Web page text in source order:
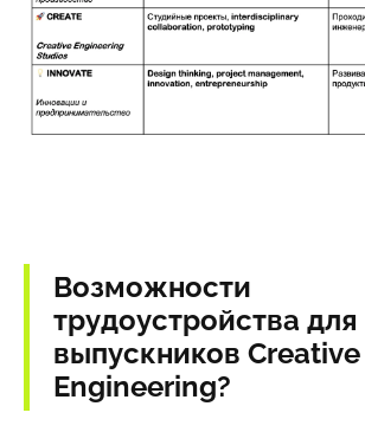
Возможности
трудоустройства для
выпускников Creative
Engineering?